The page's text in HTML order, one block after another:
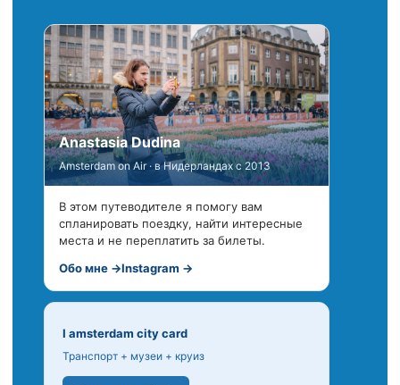
Anastasia Dudina
Amsterdam on Air · в Нидерландах с 2013
В этом путеводителе я помогу вам
спланировать поездку, найти интересные
места и не переплатить за билеты.
Обо мне →Instagram →
I amsterdam city card
Транспорт + музеи + круиз